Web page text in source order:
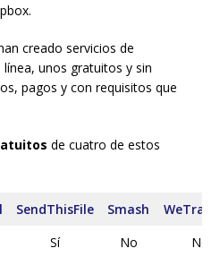
creado servicios de
unos gratuitos y sin
pagos y con requisitos que
de cuatro de estos
SendThisFile Smash
Sí No No